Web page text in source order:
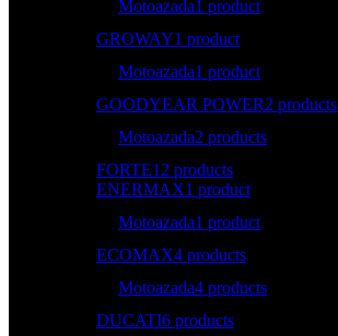
Motoazada1 product
GROWAY1 product
Motoazada1 product
GOODYEAR POWER2 products
Motoazada2 products
FORTE12 products
ENERMAX1 product
Motoazada1 product
ECOMAX4 products
Motoazada4 products
DUCATI6 products